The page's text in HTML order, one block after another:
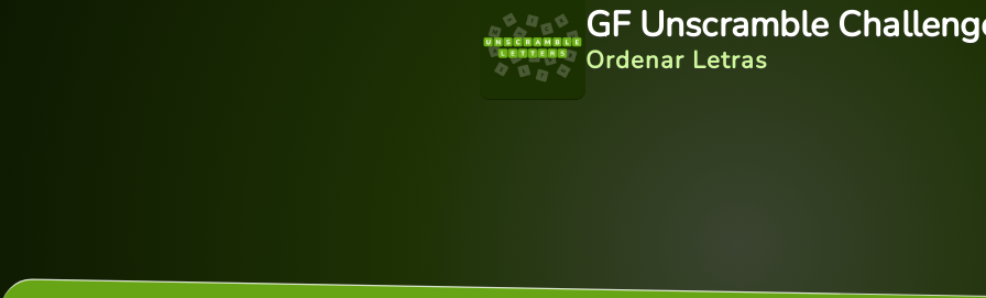
GF Unscramble
Ordenar Letras